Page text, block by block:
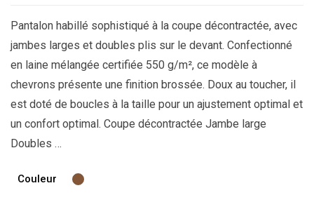
Pantalon habillé sophistiqué à la coupe décontractée, avec
jambes larges et doubles plis sur le devant. Confectionné
en laine mélangée certifiée 550 g/m², ce modèle à
chevrons présente une finition brossée. Doux au toucher, il
est doté de boucles à la taille pour un ajustement optimal et
un confort optimal. Coupe décontractée Jambe large
Doubles …
Couleur